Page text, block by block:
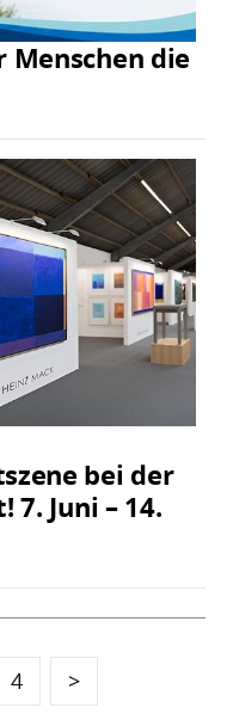
Menschen die
bei der
7. Juni – 14.
4 >